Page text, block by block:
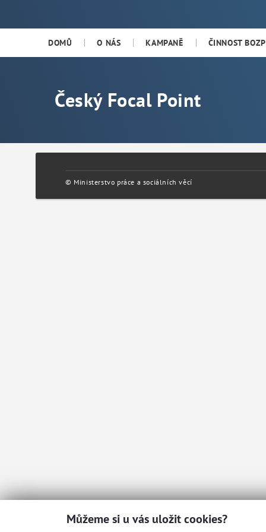
DOMŮ O NÁS KAMPANĚ ČINNOST BOZP
Český Focal Point
© Ministerstvo práce a sociálních věcí
Můžeme si u vás uložit cookies?